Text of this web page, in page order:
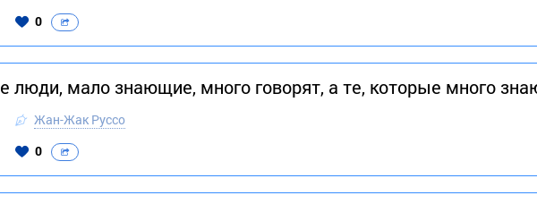
0
люди, мало знающие, много говорят, а те, которые много
Жан-Жак Руссо
0